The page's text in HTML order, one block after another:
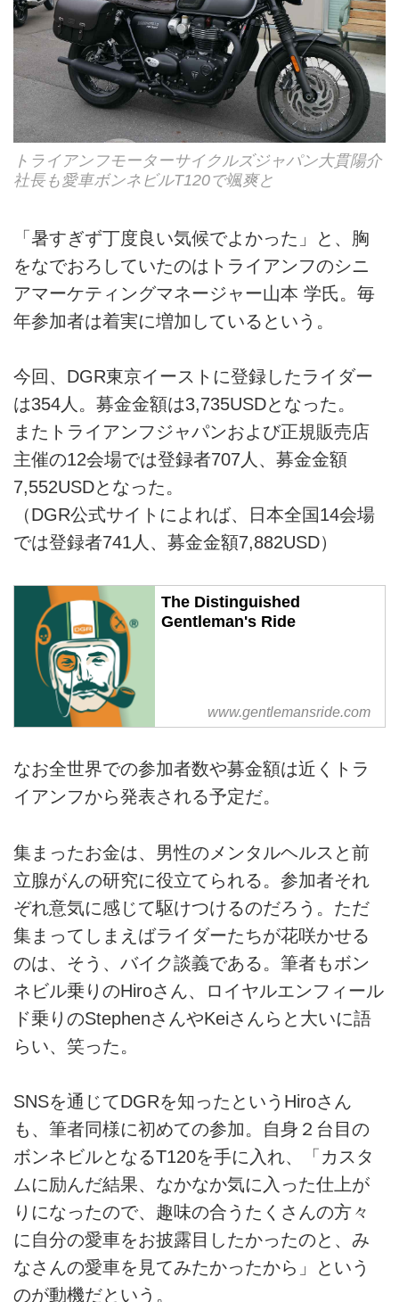
トライアンフモーターサイクルズジャパン大貫陽介
社長も愛車ボンネビルT120で颯爽と
「暑すぎず丁度良い気候でよかった」と、胸
をなでおろしていたのはトライアンフのシニ
アマーケティングマネージャー山本 学氏。毎
年参加者は着実に増加しているという。
今回、DGR東京イーストに登録したライダー
は354人。募金金額は3,735USDとなった。
またトライアンフジャパンおよび正規販売店
主催の12会場では登録者707人、募金金額
7,552USDとなった。
（DGR公式サイトによれば、日本全国14会場
では登録者741人、募金金額7,882USD）
The Distinguished
Gentleman's Ride
www.gentlemansride.com
なお全世界での参加者数や募金額は近くトラ
イアンフから発表される予定だ。
集まったお金は、男性のメンタルヘルスと前
立腺がんの研究に役立てられる。参加者それ
ぞれ意気に感じて駆けつけるのだろう。ただ
集まってしまえばライダーたちが花咲かせる
のは、そう、バイク談義である。筆者もボン
ネビル乗りのHiroさん、ロイヤルエンフィール
ド乗りのStephenさんやKeiさんらと大いに語
らい、笑った。
SNSを通じてDGRを知ったというHiroさん
も、筆者同様に初めての参加。自身２台目の
ボンネビルとなるT120を手に入れ、「カスタ
ムに励んだ結果、なかなか気に入った仕上が
りになったので、趣味の合うたくさんの方々
に自分の愛車をお披露目したかったのと、み
なさんの愛車を見てみたかったから」という
のが動機だという。